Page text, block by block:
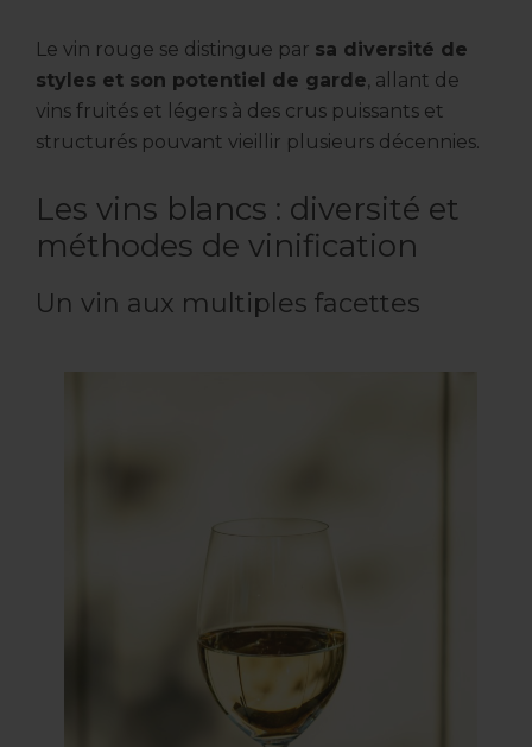
Le vin rouge se distingue par sa diversité de
styles et son potentiel de garde, allant de
vins fruités et légers à des crus puissants et
structurés pouvant vieillir plusieurs décennies.
Les vins blancs : diversité et
méthodes de vinification
Un vin aux multiples facettes